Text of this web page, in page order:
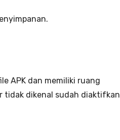
APK dan memiliki ruang
tidak dikenal sudah diaktifkan